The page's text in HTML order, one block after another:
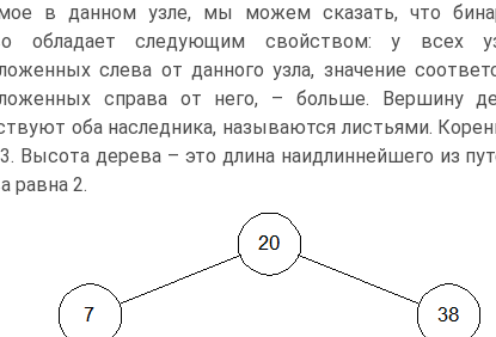
в данном узле, мы можем сказать, что
обладает следующим свойством: у всех
слева от данного узла, значение
справа от него, – больше. Вершину
оба наследника, называются листьями.
Высота дерева – это длина наидлиннейшего из
равна 2.